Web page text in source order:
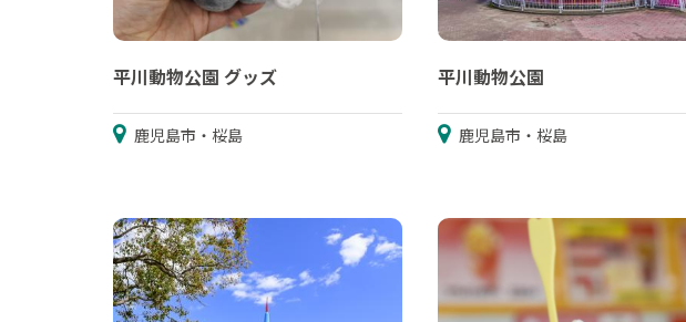
平川動物公園 グッズ
鹿児島市・桜島
平川動物公園
鹿児島市・桜島